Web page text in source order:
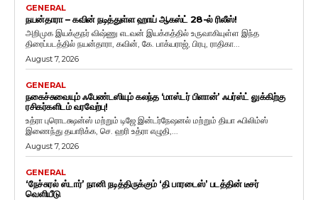
GENERAL
நயன்தாரா – கவின் நடித்துள்ள ஹாய் ஆகஸ்ட் 28-ல் ரிலீஸ்!
அறிமுக இயக்குநர் விஷ்ணு எடவன் இயக்கத்தில் உருவாகியுள்ள இந்த
திரைப்படத்தில் நயன்தாரா, கவின், கே. பாக்யராஜ், பிரபு, ராதிகா...
August 7, 2026
GENERAL
நகைச்சுவையும் ஃபேண்டஸியும் கலந்த ‘மாஸ்டர் பிளான்’ ஃபர்ஸ்ட் லுக்கிற்கு
ரசிகர்களிடம் வரவேற்பு!
உத்ரா புரொடக்ஷன்ஸ் மற்றும் டிஜே இன்டர்நேஷனல் மற்றும் தியா ஃபிலிம்ஸ்
இணைந்து தயாரிக்க, செ. ஹரி உத்ரா எழுதி,...
August 7, 2026
GENERAL
‘நேச்சுரல் ஸ்டார்’ நானி நடித்திருக்கும் ‘தி பாரடைஸ்’ படத்தின் டீசர்
வெளியீடு